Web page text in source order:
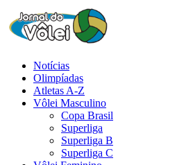
Notícias
Olimpíadas
Atletas A-Z
Vôlei Masculino
Copa Brasil
Superliga
Superliga B
Superliga C